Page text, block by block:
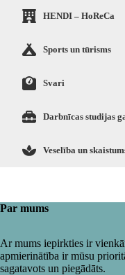
HENDI – HoReCa
Sports un tūrisms
Svari
Darbnīcas studijas
Veselība un
Par mums
Ar mums iepirkties ir
apmierinātība ir mūsu
sagatavots un piegādāts.